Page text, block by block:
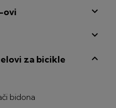
ovi 

za bicikle
bidona